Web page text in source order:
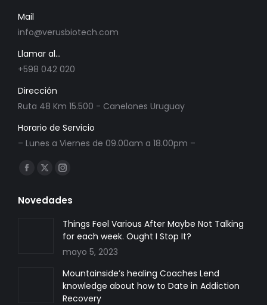
Mail
info@verusbiotech.com
Llamar al...
+598 042 020
Dirección
Ruta 48 Km 15.500 - Canelones Uruguay
Horario de Servicio
– Lunes a Viernes de 09.00am a 18.00pm –
Encuéntranos en:
Facebook
opens
X
opens
window
Instagram
opens
in
new
window
Novedades
Things Feel Various After Maybe Not Talking
for each week. Ought I Stop It?
mayo 5, 2023
Mountainside’s healing Coaches Lend
knowledge about how to Date in Addiction
Recovery